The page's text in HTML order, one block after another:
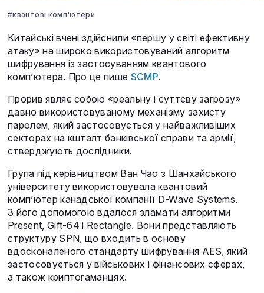
#квантові комп'ютери
Китайські вчені здійснили «першу у світі ефективну
атаку» на широко використовуваний алгоритм
шифрування із застосуванням квантового
комп’ютера. Про це пише SCMP.
Прорив являє собою «реальну і суттєву загрозу»
давно використовуваному механізму захисту
паролем, який застосовується у найважливіших
секторах на кшталт банківської справи та армії,
стверджують дослідники.
Група під керівництвом Ван Чао з Шанхайського
університету використовувала квантовий
комп’ютер канадської компанії D-Wave Systems.
З його допомогою вдалося зламати алгоритми
Present, Gift-64 і Rectangle. Вони представляють
структуру SPN, що входить в основу
вдосконаленого стандарту шифрування AES, який
застосовується у військових і фінансових сферах,
а також криптогаманцях.